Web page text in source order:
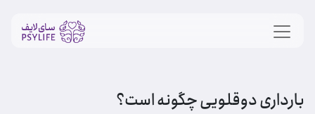
بارداری دوقلویی چگونه است؟